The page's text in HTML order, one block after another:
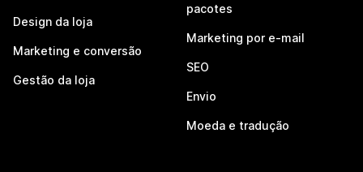
Design da loja
Marketing e conversão
Gestão da loja
pacotes
Marketing por e-mail
SEO
Envio
Moeda e tradução